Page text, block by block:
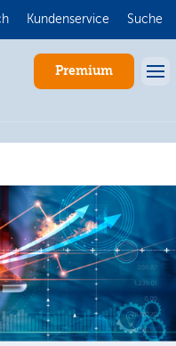
Kundenservice Suche
Premium